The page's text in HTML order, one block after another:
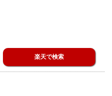
楽天で検索